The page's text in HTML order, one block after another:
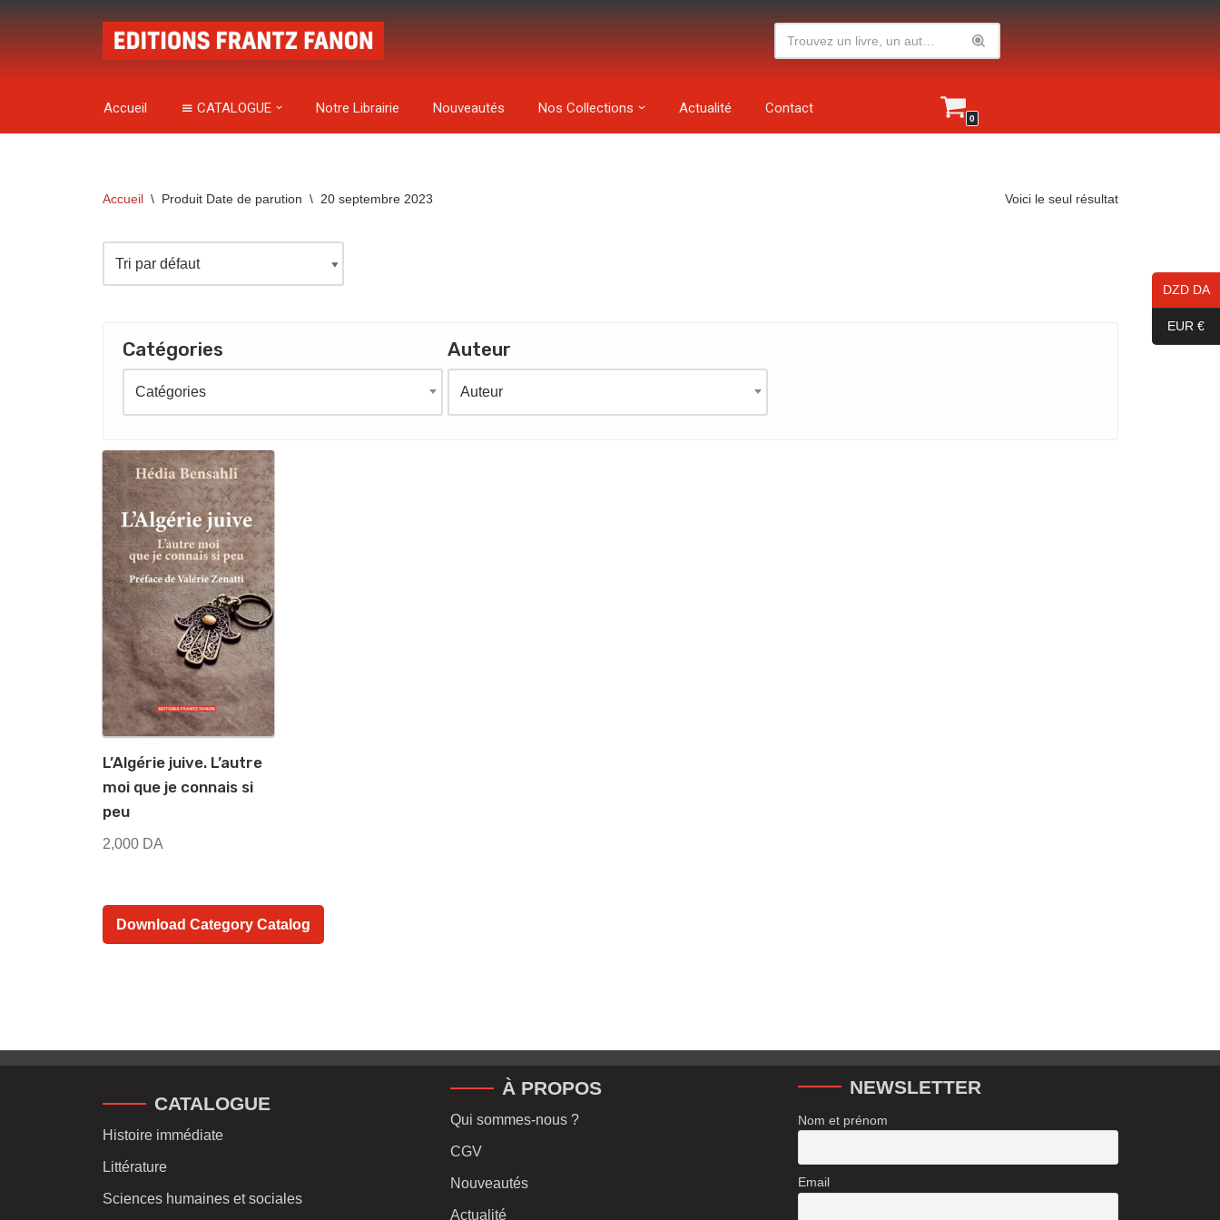
Accueil CATALOGUE Notre Librairie Nouveautés Nos Collections Actualité Contact
0
Accueil \ Produit Date de parution \ 20 septembre 2023 Voici le seul résultat
Catégories
Catégories
Auteur
Auteur
L’Algérie juive. L’autre
moi que je connais si
peu
2,000 DA
Download Category Catalog
CATALOGUE
Histoire immédiate
Littérature
Sciences humaines et sociales
À PROPOS
Qui sommes-nous ?
CGV
Nouveautés
Actualité
NEWSLETTER
Nom et prénom
Email
DZD DA
EUR €